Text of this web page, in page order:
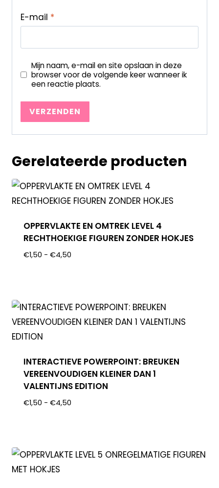
E-mail *
Mijn naam, e-mail en site opslaan in deze
browser voor de volgende keer wanneer ik
een reactie plaats.
Gerelateerde producten
OPPERVLAKTE EN OMTREK LEVEL 4
RECHTHOEKIGE FIGUREN ZONDER HOKJES
€1,50 - €4,50
INTERACTIEVE POWERPOINT: BREUKEN
VEREENVOUDIGEN KLEINER DAN 1
VALENTIJNS EDITION
€1,50 - €4,50